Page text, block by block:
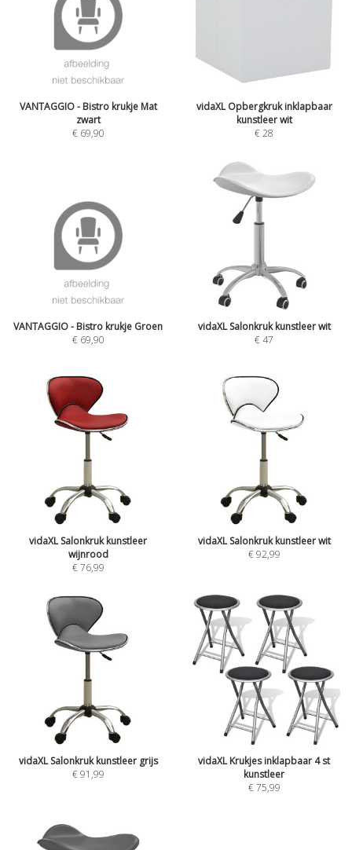
VANTAGGIO - Bistro krukje Mat
zwart
€ 69,90
vidaXL Opbergkruk inklapbaar
kunstleer wit
€28
VANTAGGIO - Bistro krukje Groen
€ 69,90
vidaXL Salonkruk kunstleer wit
€47
vidaXL Salonkruk kunstleer
wijnrood
€76,99
vidaXL Salonkruk kunstleer wit
€92,99
vidaXL Salonkruk kunstleer grijs
€91,99
vidaXL Krukjes inklapbaar 4 st
kunstleer
€75,99